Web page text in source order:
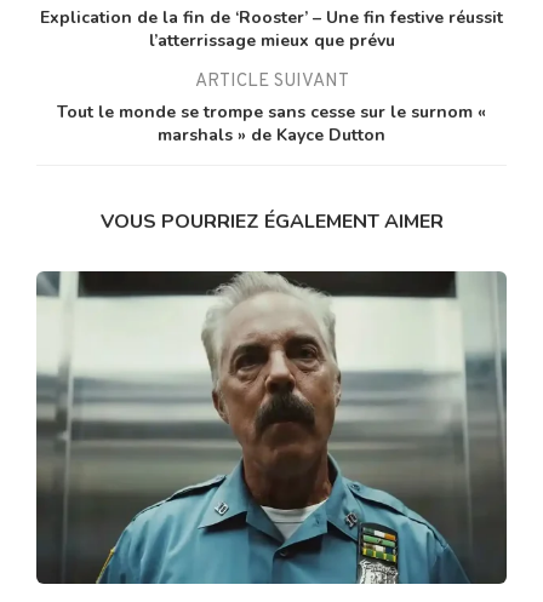
Explication de la fin de ‘Rooster’ – Une fin festive réussit
l’atterrissage mieux que prévu
ARTICLE SUIVANT
Tout le monde se trompe sans cesse sur le surnom «
marshals » de Kayce Dutton
VOUS POURRIEZ ÉGALEMENT AIMER